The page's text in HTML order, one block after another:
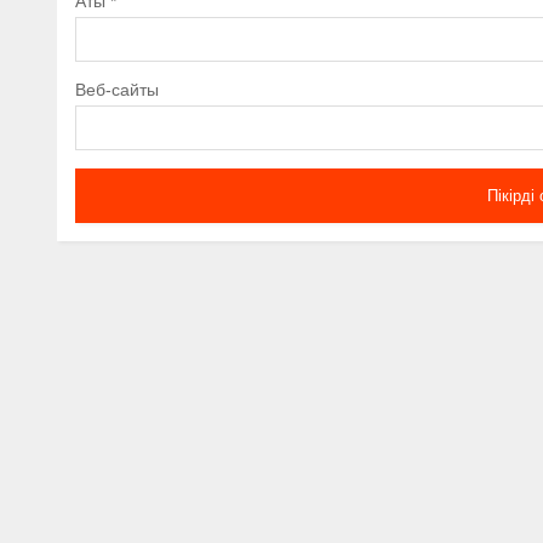
Веб-сайты